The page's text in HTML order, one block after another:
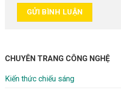
CHUYÊN TRANG CÔNG NGHỆ
Kiến thức chiếu sáng